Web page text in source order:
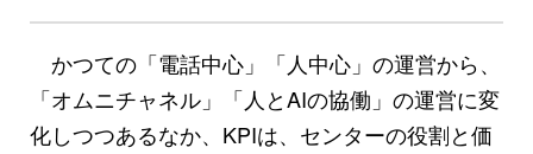
かつての「電話中心」「人中心」の運営から、
「オムニチャネル」「人とAIの協働」の運営に変
化しつつあるなか、KPIは、センターの役割と価